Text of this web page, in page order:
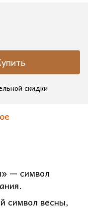
скидки
— символ
символ весны,